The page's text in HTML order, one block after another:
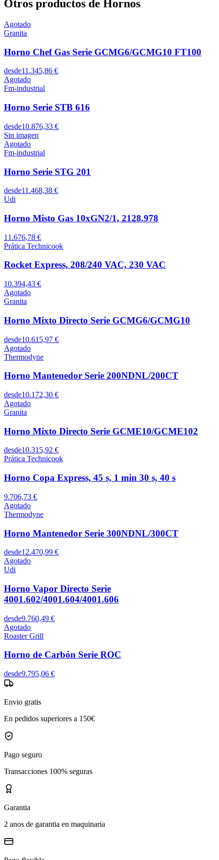
Otros productos de Hornos
Agotado
Granita
Horno Chef Gas Serie GCMG6/GCMG10 FT100
desde11.345,86 €
Agotado
Fm-industrial
Horno Serie STB 616
desde10.876,33 €
Sin imagen
Agotado
Fm-industrial
Horno Serie STG 201
desde11.468,38 €
Udi
Horno Misto Gas 10xGN2/1, 2128.978
11.676,78 €
Prática Technicook
Rocket Express, 208/240 VAC, 230 VAC
10.394,43 €
Agotado
Granita
Horno Mixto Directo Serie GCMG6/GCMG10
desde10.615,97 €
Agotado
Thermodyne
Horno Mantenedor Serie 200NDNL/200CT
desde10.172,30 €
Agotado
Granita
Horno Mixto Directo Serie GCME10/GCME102
desde10.315,92 €
Prática Technicook
Horno Copa Express, 45 s, 1 min 30 s, 40 s
9.706,73 €
Agotado
Thermodyne
Horno Mantenedor Serie 300NDNL/300CT
desde12.470,99 €
Agotado
Udi
Horno Vapor Directo Serie
4001.602/4001.604/4001.606
desde9.760,49 €
Agotado
Roaster Grill
Horno de Carbón Serie ROC
desde9.795,06 €
Envio gratis
En pedidos superiores a 150€
Pago seguro
Transacciones 100% seguras
Garantia
2 anos de garantia en maquinaria